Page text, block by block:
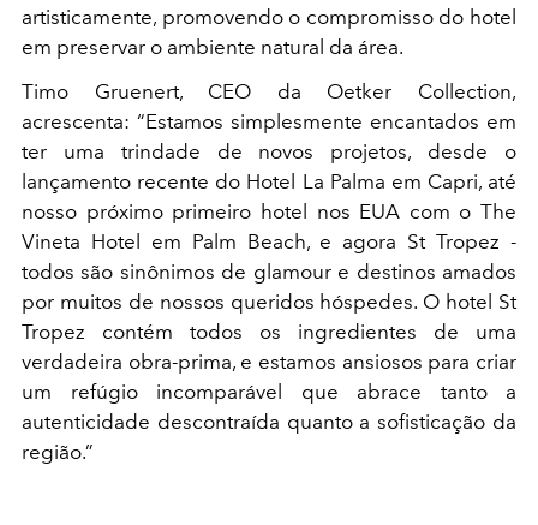
artisticamente, promovendo o compromisso do hotel
em preservar o ambiente natural da área.
Timo Gruenert, CEO da Oetker Collection,
acrescenta: “Estamos simplesmente encantados em
ter uma trindade de novos projetos, desde o
lançamento recente do Hotel La Palma em Capri, até
nosso próximo primeiro hotel nos EUA com o The
Vineta Hotel em Palm Beach, e agora St Tropez -
todos são sinônimos de glamour e destinos amados
por muitos de nossos queridos hóspedes. O hotel St
Tropez contém todos os ingredientes de uma
verdadeira obra-prima, e estamos ansiosos para criar
um refúgio incomparável que abrace tanto a
autenticidade descontraída quanto a sofisticação da
região.”